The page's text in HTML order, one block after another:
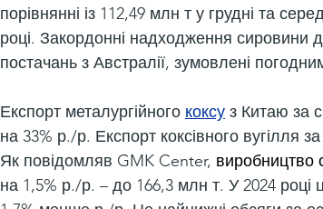
порівнянні із 112,49 млн т у грудні та
році. Закордонні надходження сировини
постачань з Австралії, зумовлені
Експорт металургійного коксу з Китаю за
на 33% р./р. Експорт коксівного вугілля
Як повідомляв GMK Center, виробництво
на 1,5% р./р. – до 166,3 млн т. У 2024 році